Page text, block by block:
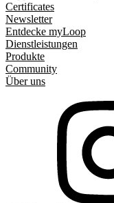
Certificates
Newsletter
Entdecke myLoop
Dienstleistungen
Produkte
Community
Über uns